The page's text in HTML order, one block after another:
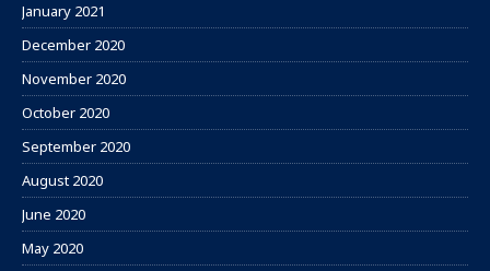
January 2021
December 2020
November 2020
October 2020
September 2020
August 2020
June 2020
May 2020